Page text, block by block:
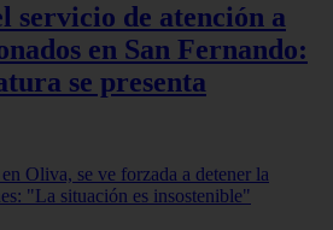
servicio de atención a
en San Fernando:
se presenta